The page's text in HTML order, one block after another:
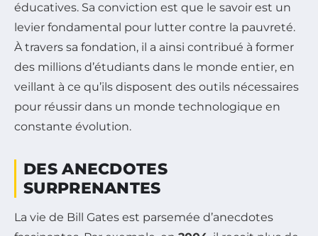
éducatives. Sa conviction est que le savoir est un
levier fondamental pour lutter contre la pauvreté.
À travers sa fondation, il a ainsi contribué à former
des millions d’étudiants dans le monde entier, en
veillant à ce qu’ils disposent des outils nécessaires
pour réussir dans un monde technologique en
constante évolution.
DES ANECDOTES
SURPRENANTES
La vie de Bill Gates est parsemée d’anecdotes